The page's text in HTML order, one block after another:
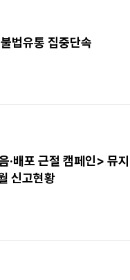
법유통 집중단속
·배포 근절 캠페인> 뮤
신고현황